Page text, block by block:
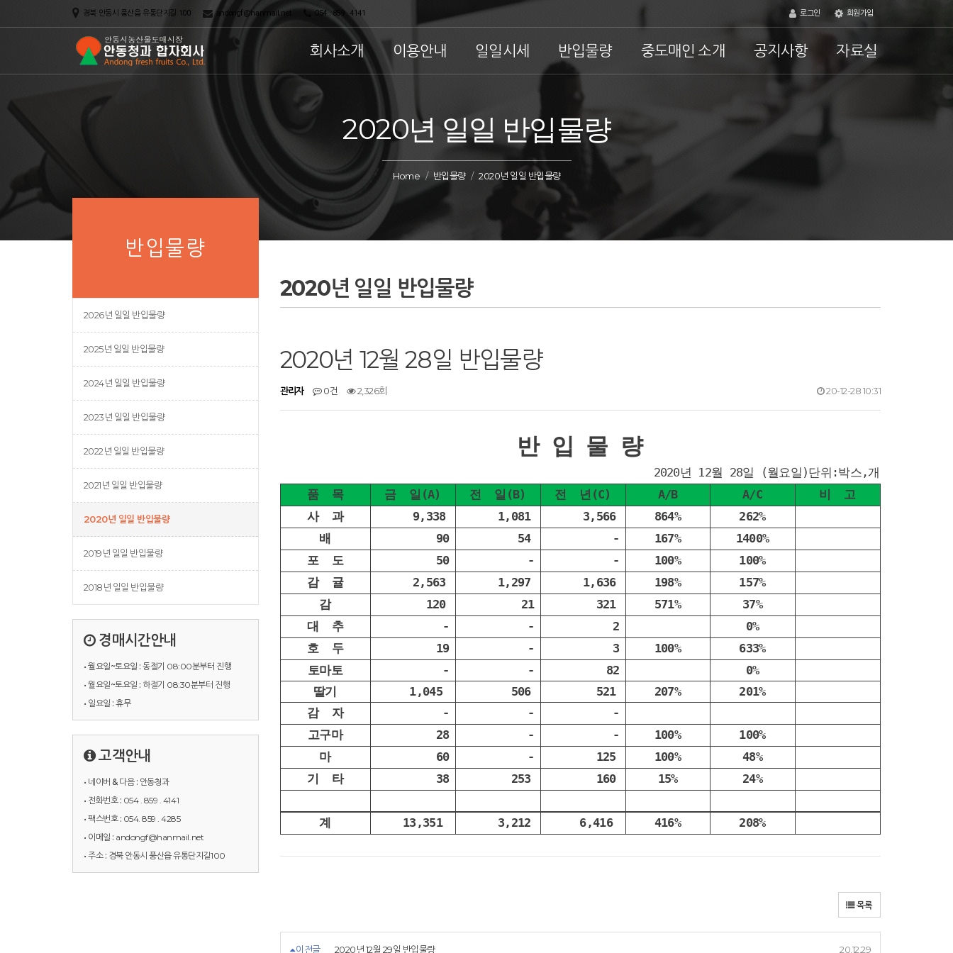
경북 안동시 풍산읍 유통단지길 100 andongf@hanmail.net 054 . 859 . 4141 로그인 회원가입
회사소개 이용안내 일일시세 반입물량 중도매인 소개 공지사항 자료실
2020년 일일 반입물량
Home 반입물량 2020년 일일 반입물량
반입물량
2026년 일일 반입물량
2025년 일일 반입물량
2024년 일일 반입물량
2023년 일일 반입물량
2022년 일일 반입물량
2021년 일일 반입물량
2020년 일일 반입물량
2019년 일일 반입물량
2018년 일일 반입물량
경매시간안내
• 월요일~토요일 : 동절기 08:00분부터 진행
• 월요일~토요일 : 하절기 08:30분부터 진행
• 일요일 : 휴무
고객안내
• 네이버 & 다음 : 안동청과
• 전화번호 : 054 . 859 . 4141
• 팩스번호 : 054. 859 . 4285
• 이메일 : andongf@hanmail.net
• 주소 : 경북 안동시 풍산읍 유통단지길100
2020년 일일 반입물량
2020년 12월 28일 반입물량
관리자 0건 2,326회 20-12-28 10:31
반 입 물 량
2020년 12월 28일 (월요일)단위:박스,개
품 목
금 일(A) 전 일(B) 전 년(C) A/B A/C
비 고
사 과
9,338 1,081 3,566 864%
262%
배
90 54 - 167%
1400%
포 도
50 - - 100%
100%
감 귤
2,563 1,297 1,636 198%
157%
감
120 21 321 571%
37%
대 추
- - 2
0%
호 두
19 - 3 100%
633%
토마토
- - 82
0%
딸기
1,045 506 521 207%
201%
감 자
- -
-
고구마
28 - - 100%
100%
마
60 - 125 100%
48%
기 타
38 253 160 15% 24%
계 13,351 3,212 6,416 416% 208%
목록
이전글 2020년 12월 29일 반입물량 20.12.29